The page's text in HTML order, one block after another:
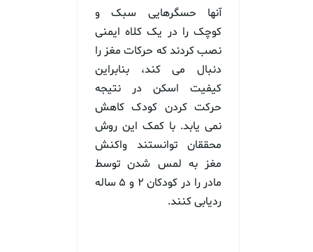
آنها حسگرهایی سبک و
کوچک را در یک کلاه ایمنی
نصب کردند که حرکات مغز را
دنبال می کند، بنابراین
کیفیت اسکن در نتیجه
حرکت کردن کودک کاهش
نمی یابد. با کمک این روش
محققان توانستند واکنش
مغز به لمس شدن توسط
مادر را در کودکان ۲ و ۵ ساله
ردیابی کنند.